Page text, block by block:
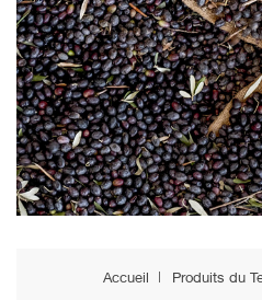
Accueil Produits du